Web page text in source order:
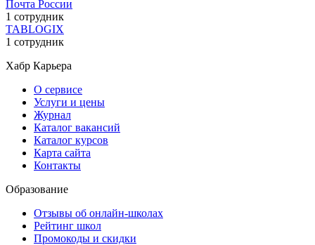
Почта России
1 сотрудник
TABLOGIX
1 сотрудник
Хабр Карьера
О сервисе
Услуги и цены
Журнал
Каталог вакансий
Каталог курсов
Карта сайта
Контакты
Образование
Отзывы об онлайн-школах
Рейтинг школ
Промокоды и скидки